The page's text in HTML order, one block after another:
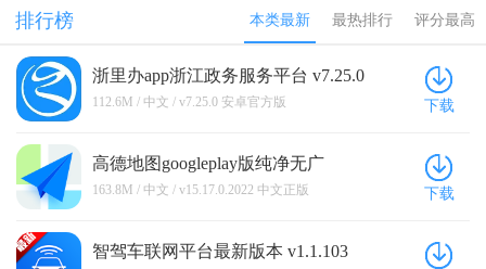
证app
本2025
app
新版
排行榜 本类最新 最热排行 评分最高
浙里办app浙江政务服务平台 v7.25.0
安卓官方版
112.6M / 中文 / v7.25.0 安卓官方版 下载
高德地图googleplay版纯净无广
v15.17.0.2022 中文正版
163.8M / 中文 / v15.17.0.2022 中文正版 下载
智驾车联网平台最新版本 v1.1.103